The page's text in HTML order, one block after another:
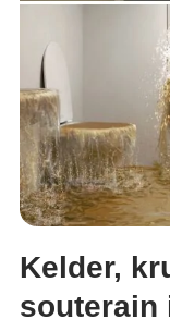
Kelder,
souterain